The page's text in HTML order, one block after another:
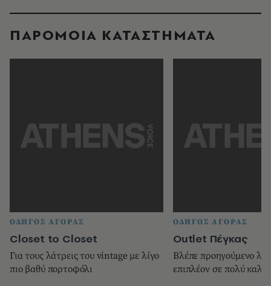
ΠΑΡΟΜΟΙΑ ΚΑΤΑΣΤΗΜΑΤΑ
ΟΔΗΓΟΣ ΑΓΟΡΑΣ
Closet to Closet
Για τους λάτρεις του vintage με λίγο
πιο βαθύ πορτοφόλι
ΟΔΗΓΟΣ ΑΓΟΡΑΣ
Οutlet Πέγκας
Βλέπε προηγούµενο
επιπλέον σε πολύ